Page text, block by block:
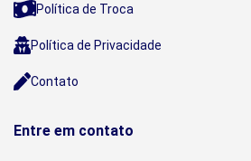
Política de Troca
Política de Privacidade
Contato
Entre em contato